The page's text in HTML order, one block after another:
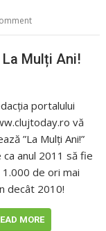
Mulți Ani!
portalului
vă
”La Mulți Ani!”
ca anul 2011 să fie
de ori mai
decât 2010!
MORE